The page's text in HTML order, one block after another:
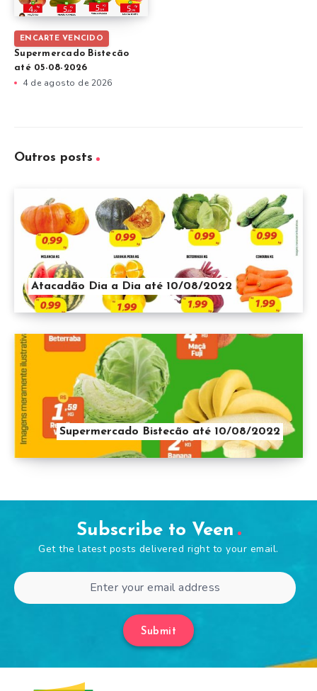
ENCARTE VENCIDO
Supermercado Bistecão
até 05-08-2026
4 de agosto de 2026
Outros posts
Atacadão Dia a Dia até 10/08/2022
Supermercado Bistecão até 10/08/2022
Subscribe to Veen
Get the latest posts delivered right to your email.
Submit